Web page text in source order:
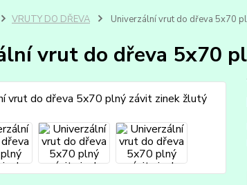
VRUTY DO DŘEVA Univerzální vrut do dřeva 5x70
vrut do dřeva 5x70